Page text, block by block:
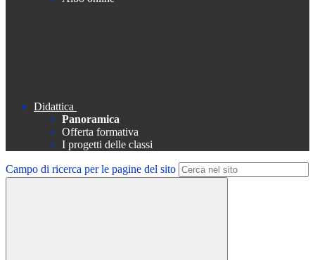
Didattica
Panoramica
Offerta formativa
I progetti delle classi
Campo di ricerca per le pagine del sito